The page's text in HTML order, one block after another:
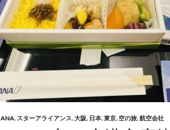
ANA, スターアライアンス,大阪, 日本,東京, 空の旅,航空会社